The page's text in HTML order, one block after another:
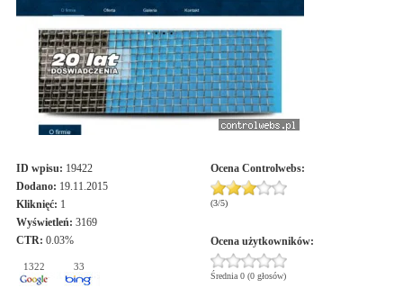
ID wpisu: 19422
Dodano: 19.11.2015
Kliknięć: 1
Wyświetleń: 3169
CTR: 0.03%
1322 33
Ocena Controlwebs:
(3/5)
Ocena użytkowników:
Średnia 0 (0 głosów)